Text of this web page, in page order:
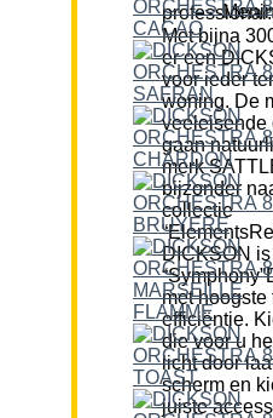
Mening van de professional:
Met bijna
er een
voor ieder
woning. De
veeleisende
gaan
merk
bijzonder
collectie
DICKSON
met hoogste
efficiëntie.
die voor u
licht door
scherm en
juiste